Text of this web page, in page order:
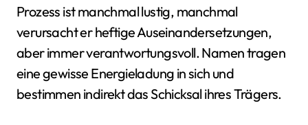
Prozess ist manchmal lustig, manchmal
verursacht er heftige Auseinandersetzungen,
aber immer verantwortungsvoll. Namen tragen
eine gewisse Energieladung in sich und
bestimmen indirekt das Schicksal ihres Trägers.